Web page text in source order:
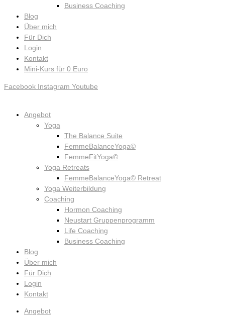
Business Coaching
Blog
Über mich
Für Dich
Login
Kontakt
Mini-Kurs für 0 Euro
Facebook Instagram Youtube
Angebot
Yoga
The Balance Suite
FemmeBalanceYoga©
FemmeFitYoga©
Yoga Retreats
FemmeBalanceYoga© Retreat
Yoga Weiterbildung
Coaching
Hormon Coaching
Neustart Gruppenprogramm
Life Coaching
Business Coaching
Blog
Über mich
Für Dich
Login
Kontakt
Angebot